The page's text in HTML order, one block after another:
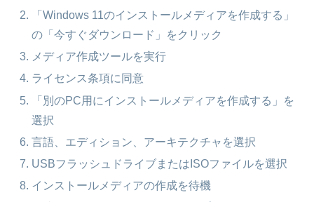
「Windows 11のインストールメディアを作成する」
の「今すぐダウンロード」をクリック
メディア作成ツールを実行
ライセンス条項に同意
「別のPC用にインストールメディアを作成する」を
選択
言語、エディション、アーキテクチャを選択
USBフラッシュドライブまたはISOファイルを選択
インストールメディアの作成を待機